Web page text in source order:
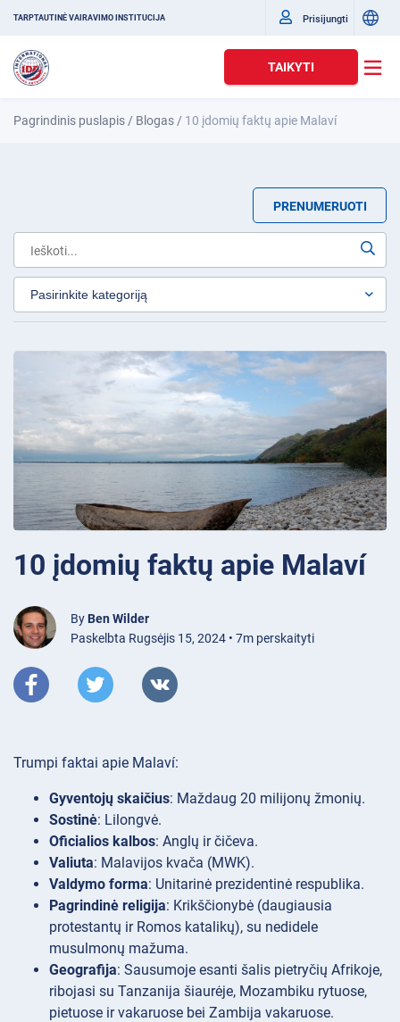
TARPTAUTINĖ VAIRAVIMO INSTITUCIJA Prisijungti
TAIKYTI
Pagrindinis puslapis / Blogas / 10 įdomių faktų apie Malaví
PRENUMERUOTI
10 įdomių faktų apie Malaví
By Ben Wilder
Paskelbta Rugsėjis 15, 2024 • 7m perskaityti
Trumpi faktai apie Malaví:
Gyventojų skaičius: Maždaug 20 milijonų žmonių.
Sostinė: Lilongvė.
Oficialios kalbos: Anglų ir čičeva.
Valiuta: Malavijos kvača (MWK).
Valdymo forma: Unitarinė prezidentinė respublika.
Pagrindinė religija: Krikščionybė (daugiausia
protestantų ir Romos katalikų), su nedidele
musulmonų mažuma.
Geografija: Sausumoje esanti šalis pietryčių Afrikoje,
ribojasi su Tanzanija šiaurėje, Mozambiku rytuose,
pietuose ir vakaruose bei Zambija vakaruose.